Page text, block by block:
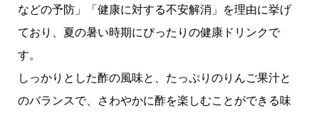
などの予防」「健康に対する不安解消」を理由に挙げ
ており、夏の暑い時期にぴったりの健康ドリンクで
す。
しっかりとした酢の風味と、たっぷりのりんご果汁と
のバランスで、さわやかに酢を楽しむことができる味